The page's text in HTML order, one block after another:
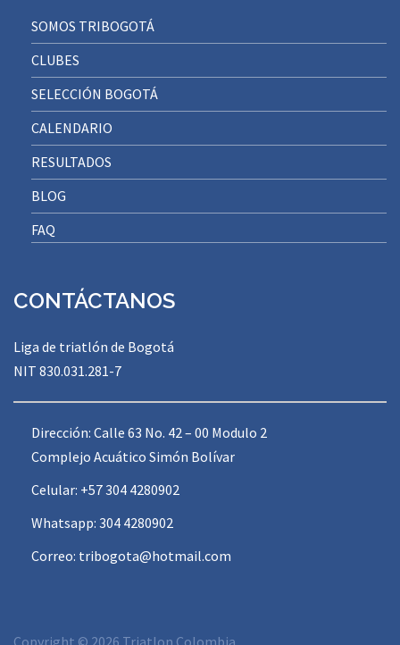
SOMOS TRIBOGOTÁ
CLUBES
SELECCIÓN BOGOTÁ
CALENDARIO
RESULTADOS
BLOG
FAQ
CONTÁCTANOS
Liga de triatlón de Bogotá
NIT 830.031.281-7
Dirección: Calle 63 No. 42 – 00 Modulo 2
Complejo Acuático Simón Bolívar
Celular: +57 304 4280902
Whatsapp: 304 4280902
Correo: tribogota@hotmail.com